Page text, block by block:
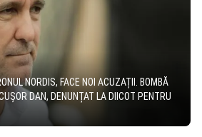
NORDIS, FACE NOI ACUZAȚII. BOMBĂ
DAN, DENUNȚAT LA DIICOT PENTRU